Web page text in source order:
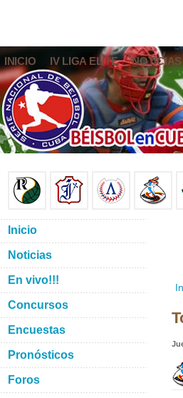
INICIO IV LIGA ELITE NOTICIAS
Inicio
Noticias
En vivo!!!
Concursos
Encuestas
Pronósticos
Foros